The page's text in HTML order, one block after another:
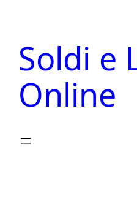
contenuto
Soldi e
Online